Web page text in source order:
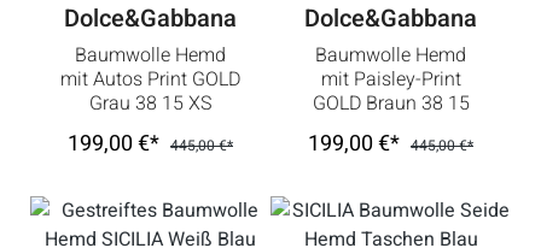
Dolce&Gabbana
Baumwolle Hemd
mit Autos Print GOLD
Grau 38 15 XS
199,00 €* 445,00 €*
Dolce&Gabbana
Baumwolle Hemd
mit Paisley-Print
GOLD Braun 38 15
XS
199,00 €* 445,00 €*